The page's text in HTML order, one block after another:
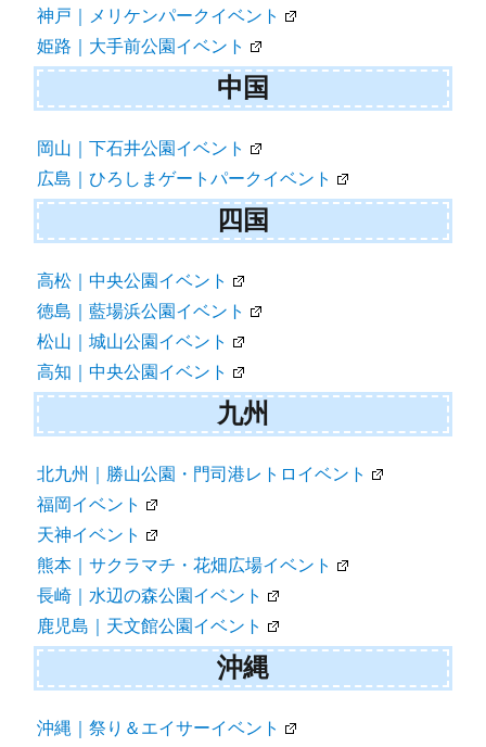
神戸｜メリケンパークイベント
姫路｜大手前公園イベント
中国
岡山｜下石井公園イベント
広島｜ひろしまゲートパークイベント
四国
高松｜中央公園イベント
徳島｜藍場浜公園イベント
松山｜城山公園イベント
高知｜中央公園イベント
九州
北九州｜勝山公園・門司港レトロイベント
福岡イベント
天神イベント
熊本｜サクラマチ・花畑広場イベント
長崎｜水辺の森公園イベント
鹿児島｜天文館公園イベント
沖縄
沖縄｜祭り＆エイサーイベント